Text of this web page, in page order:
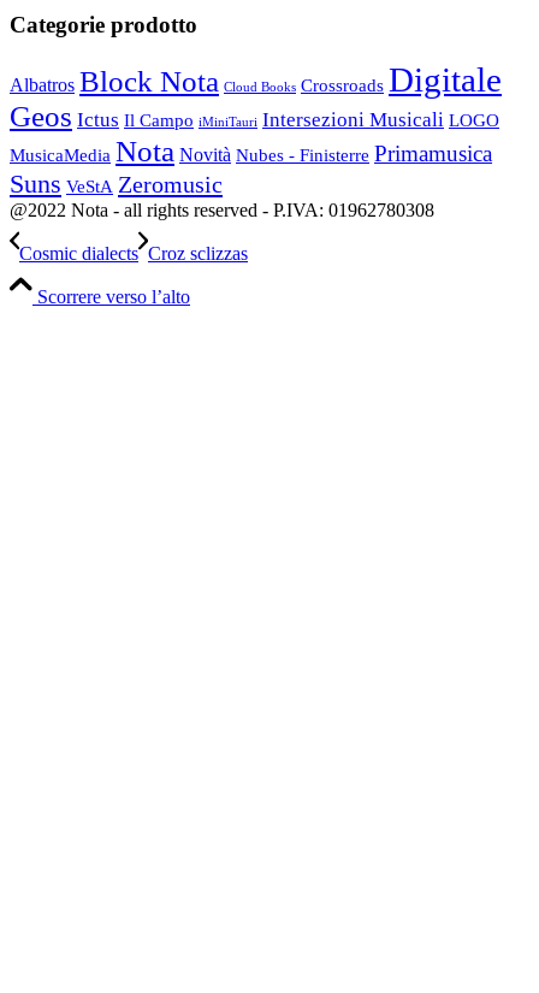
Categorie prodotto
Albatros Block Nota Cloud Books Crossroads Digitale
Geos Ictus Il Campo iMiniTauri Intersezioni Musicali LOGO
MusicaMedia Nota Novità Nubes - Finisterre Primamusica
Suns VeStA Zeromusic
@2022 Nota - all rights reserved - P.IVA: 01962780308
Cosmic dialects Croz sclizzas
Scorrere verso l’alto